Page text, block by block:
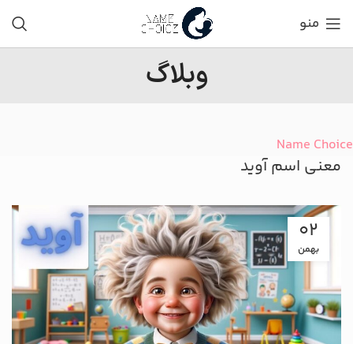
منو
وبلاگ
Name Choice
معنی اسم آوید
02
بهمن